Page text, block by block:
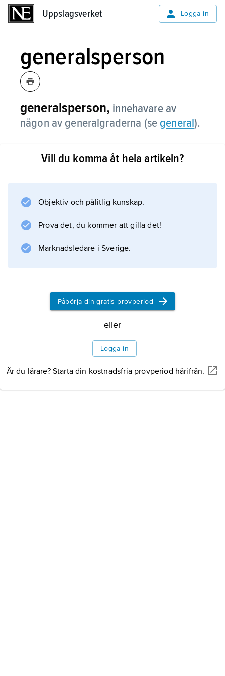
Uppslagsverket Logga in
generalsperson
generalsperson, innehavare av
någon av generalgraderna (se general).
Vill du komma åt hela artikeln?
Objektiv och pålitlig kunskap.
Prova det, du kommer att gilla det!
Marknadsledare i Sverige.
Påbörja din gratis provperiod
eller
Logga in
Är du lärare? Starta din kostnadsfria provperiod härifrån.